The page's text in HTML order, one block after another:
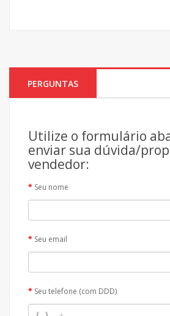
PERGUNTAS
Utilize o formulário
enviar sua dúvida/
vendedor:
Seu nome
Seu email
Seu telefone (com DDD)